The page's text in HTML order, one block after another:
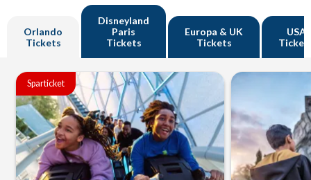
Orlando
Tickets
Disneyland
Paris
Tickets
Europa & UK
Tickets
USA
Sparticket